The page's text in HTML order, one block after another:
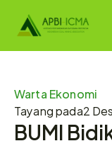
Warta Ekonomi
Tayang pada2
BUMI